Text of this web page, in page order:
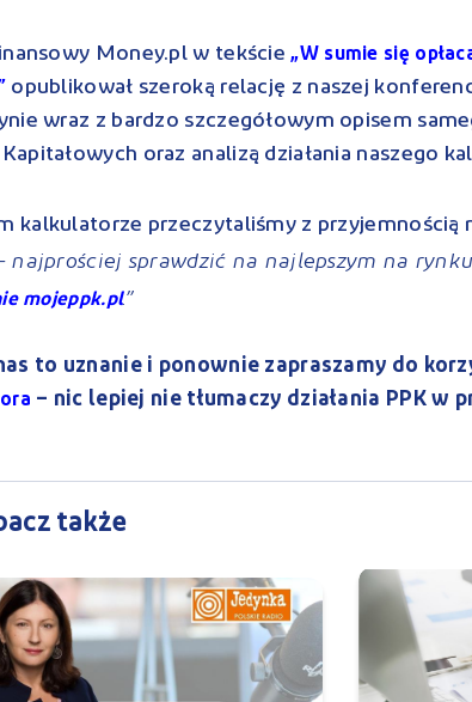
Money.pl w tekście„W sumie się
opublikował szeroką relację z naszej
wraz z bardzo szczegółowym opisem
oraz analizą działania naszego
kalkulatorze przeczytaliśmy z przyjemnością
najprościej sprawdzić na najlepszym na
mojeppk.pl.”
to uznanie i ponownie zapraszamy do
– nic lepiej nie tłumaczy działania PPK w
także